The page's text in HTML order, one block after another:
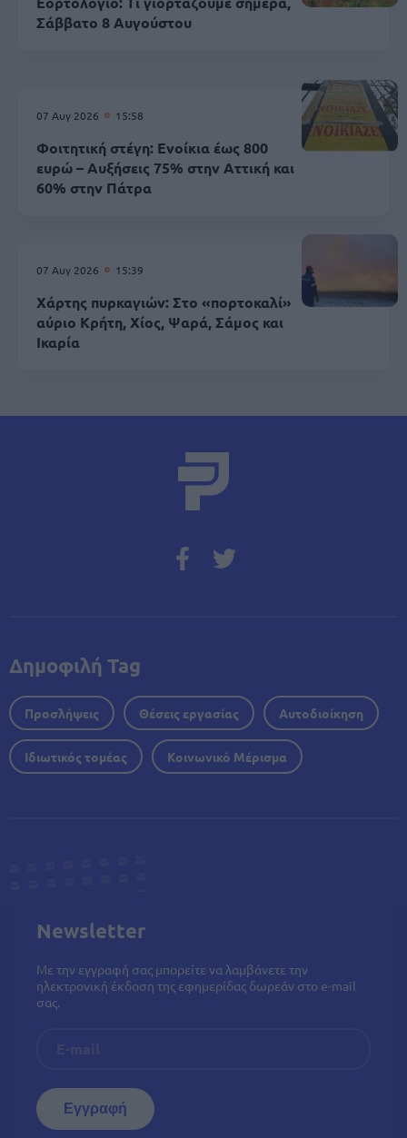
Σάββατο 8 Αυγούστου
07 Αυγ 2026 15:58
Φοιτητική στέγη: Ενοίκια έως 800
ευρώ – Αυξήσεις 75% στην Αττική και
60% στην Πάτρα
07 Αυγ 2026 15:39
Χάρτης πυρκαγιών: Στο «πορτοκαλί»
αύριο Κρήτη, Χίος, Ψαρά, Σάμος και
Ικαρία
Δημοφιλή Tag
Προσλήψεις Θέσεις εργασίας Αυτοδιοίκηση
Ιδιωτικός τομέας Κοινωνικό Μέρισμα
Newsletter
Με την εγγραφή σας μπορείτε να λαμβάνετε την
ηλεκτρονική έκδοση της εφημερίδας δωρεάν στο e-mail
σας.